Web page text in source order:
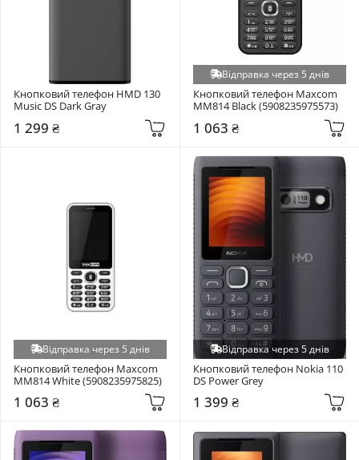
Кнопковий телефон HMD 130
Music DS Dark Gray
1 299 ₴
Відправка через 5 днів
Кнопковий телефон Maxcom
MM814 Black (5908235975573)
1 063 ₴
Відправка через 5 днів
Кнопковий телефон Maxcom
MM814 White (5908235975825)
1 063 ₴
Відправка через 5 днів
Кнопковий телефон Nokia 110
DS Power Grey
1 399 ₴